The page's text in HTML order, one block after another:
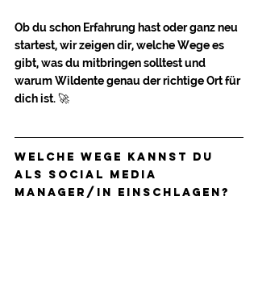
Ob du schon Erfahrung hast oder ganz neu
startest, wir zeigen dir, welche Wege es
gibt, was du mitbringen solltest und
warum Wildente genau der richtige Ort für
dich ist. 🚀
Welche Wege kannst du
als Social Media
Manager/In einschlagen?